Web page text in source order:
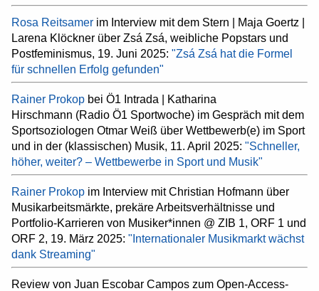
Rosa Reitsamer im Interview mit dem Stern | Maja Goertz |
Larena Klöckner über Zsá Zsá, weibliche Popstars und
Postfeminismus, 19. Juni 2025: "Zsá Zsá hat die Formel
für schnellen Erfolg gefunden"
Rainer Prokop bei Ö1 Intrada | Katharina
Hirschmann (Radio Ö1 Sportwoche) im Gespräch mit dem
Sportsoziologen Otmar Weiß über Wettbewerb(e) im Sport
und in der (klassischen) Musik, 11. April 2025: "Schneller,
höher, weiter? – Wettbewerbe in Sport und Musik"
Rainer Prokop im Interview mit Christian Hofmann über
Musikarbeitsmärkte, prekäre Arbeitsverhältnisse und
Portfolio-Karrieren von Musiker*innen @ ZIB 1, ORF 1 und
ORF 2, 19. März 2025: "Internationaler Musikmarkt wächst
dank Streaming"
Review von Juan Escobar Campos zum Open-Access-